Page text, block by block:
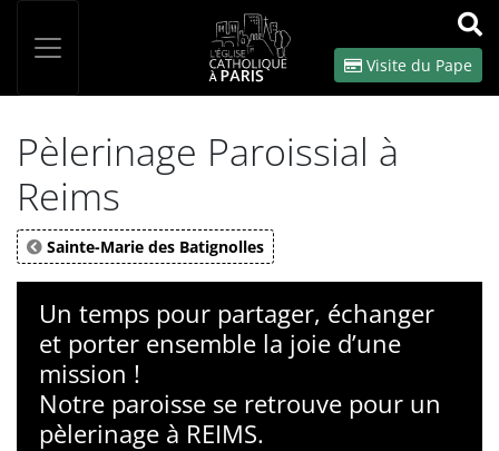
OK
Visite du Pape
Pèlerinage Paroissial à
Reims
Sainte-Marie des Batignolles
Un temps pour partager, échanger
et porter ensemble la joie d’une
mission !
Notre paroisse se retrouve pour un
pèlerinage à REIMS.
Panneau de gestion des cookies